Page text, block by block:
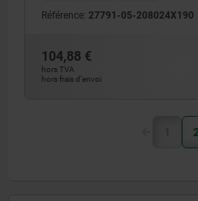
Référence: 27791-05-208024X190
104,88 €
hors TVA
hors frais d’envoi
1 2